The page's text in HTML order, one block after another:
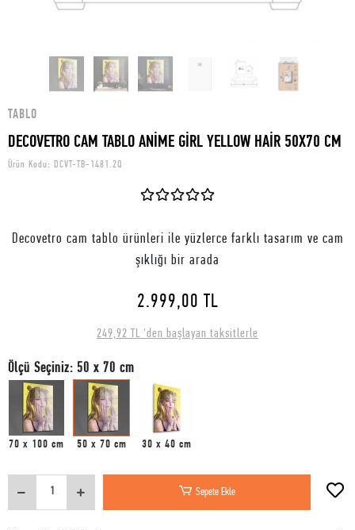
TABLO
DECOVETRO CAM TABLO ANİME GİRL YELLOW HAİR 50X70 CM
Ürün Kodu: DCVT-TB-1481.2Q
Decovetro cam tablo ürünleri ile yüzlerce farklı tasarım ve cam
şıklığı bir arada
2.999,00 TL
249,92 TL 'den başlayan taksitlerle
Ölçü Seçiniz: 50 x 70 cm
70 x 100 cm 50 x 70 cm 30 x 40 cm
Sepete Ekle